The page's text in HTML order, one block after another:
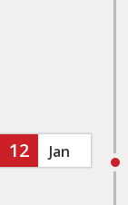
12 Jan